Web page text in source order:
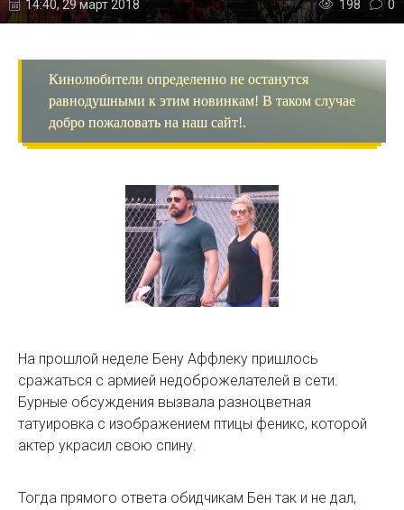
14:40, 29 март 2018 198 0
Кинолюбители определенно не останутся
равнодушными к этим новинкам! В таком случае
добро пожаловать на наш сайт!.
На прошлой неделе Бену Аффлеку пришлось
сражаться с армией недоброжелателей в сети.
Бурные обсуждения вызвала разноцветная
татуировка с изображением птицы феникс, которой
актер украсил свою спину.
Тогда прямого ответа обидчикам Бен так и не дал,